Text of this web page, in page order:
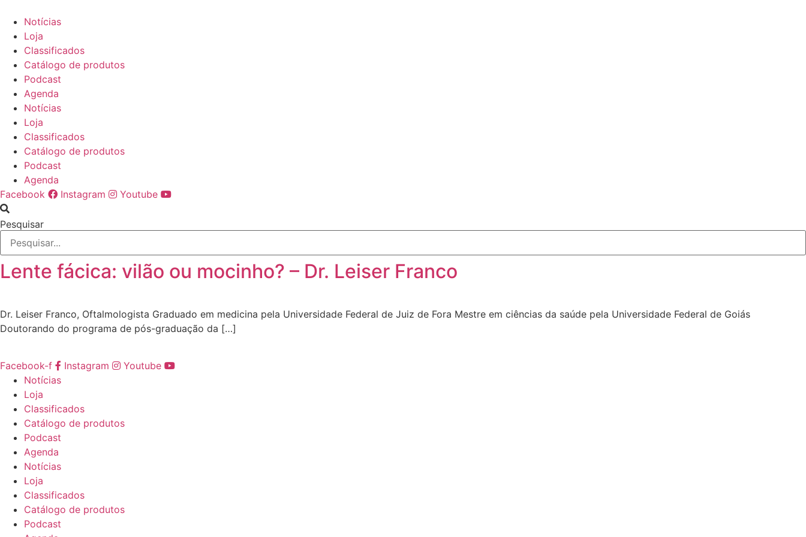
para
conteúdo
Notícias
Loja
Classificados
Catálogo de produtos
Podcast
Agenda
Notícias
Loja
Classificados
Catálogo de produtos
Podcast
Agenda
Facebook
Instagram Youtube
Pesquisar
Lente fácica: vilão ou mocinho? – Dr. Leiser Franco
Dr. Leiser Franco, Oftalmologista Graduado em medicina pela Universidade Federal de Juiz de Fora Mestre em ciências da saúde pela Universidade Federal de Goiás
Doutorando do programa de pós-graduação da […]
Facebook-f Instagram
Youtube
Notícias
Loja
Classificados
Catálogo de produtos
Podcast
Agenda
Notícias
Loja
Classificados
Catálogo de produtos
Podcast